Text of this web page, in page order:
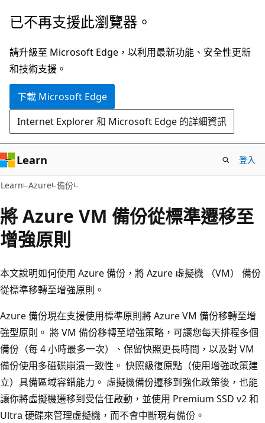
跳
主
要
內
已不再支援此瀏覽器。
請升級至 Microsoft Edge，以利用最新功能、安全性更新
和技術支援。
下載 Microsoft Edge
Internet Explorer 和 Microsoft Edge 的詳細資訊
Learn 登入
Learn Azure 備份
將 Azure VM 備份從標準遷移至
增強原則
本文說明如何使用 Azure 備份，將 Azure 虛擬機 （VM） 備份
從標準移轉至增強原則。
Azure 備份現在支援使用標準原則將 Azure VM 備份移轉至增
強型原則。 將 VM 備份移轉至增強策略，可讓您每天排程多個
備份（每 4 小時最多一次）、保留快照更長時間，以及對 VM
備份使用多磁碟崩潰一致性。 快照級復原點（使用增強政策建
立）具備區域容錯能力。 虛擬機備份遷移到強化政策後，也能
讓你將虛擬機遷移到受信任啟動，並使用 Premium SSD v2 和
Ultra 硬碟來管理虛擬機，而不會中斷現有備份。